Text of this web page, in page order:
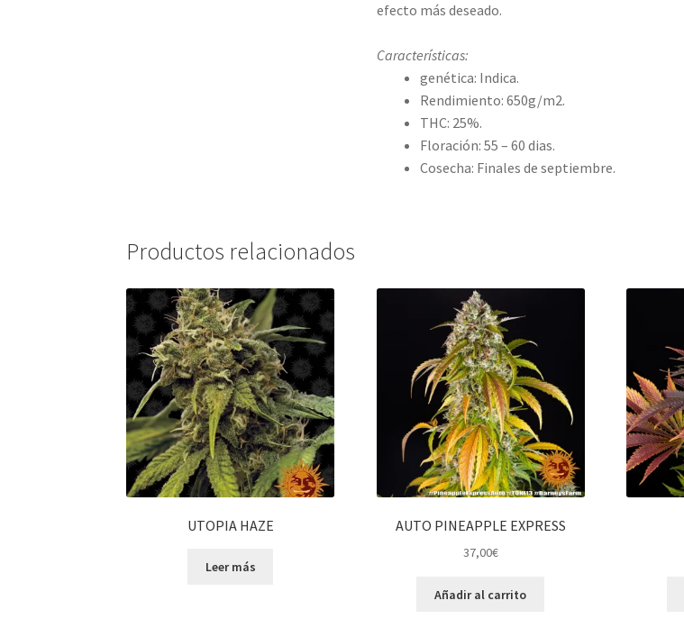
efecto más deseado.
Características:
genética: Indica.
Rendimiento: 650g/m2.
THC: 25%.
Floración: 55 – 60 dias.
Cosecha: Finales de septiembre.
Productos relacionados
UTOPIA HAZE
Leer más
AUTO PINEAPPLE EXPRESS
37,00€
Añadir al carrito